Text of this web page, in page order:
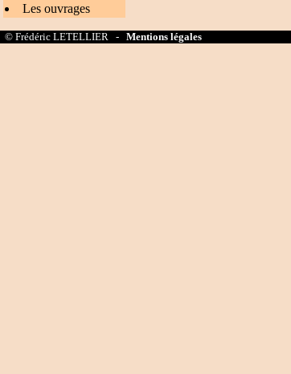
Les ouvrages
© Frédéric LETELLIER - Mentions légales